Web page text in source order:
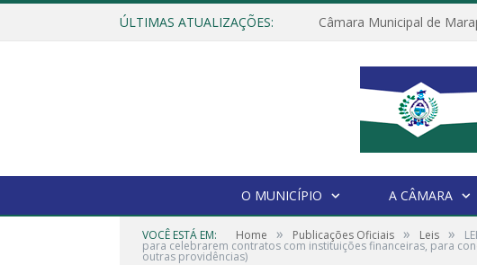
ÚLTIMAS ATUALIZAÇÕES:
O MUNICÍPIO A CÂMARA
VOCÊ ESTÁ EM: Home » Publicações Oficiais » Leis »
para celebrarem contratos com instituições financeiras, para
outras providências)